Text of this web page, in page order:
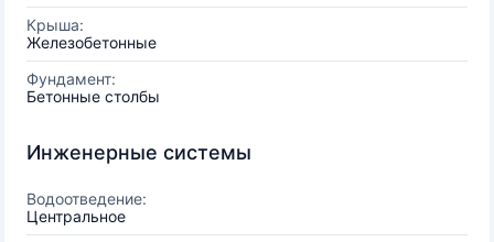
Крыша:
Железобетонные
Фундамент:
Бетонные столбы
Инженерные системы
Водоотведение:
Центральное